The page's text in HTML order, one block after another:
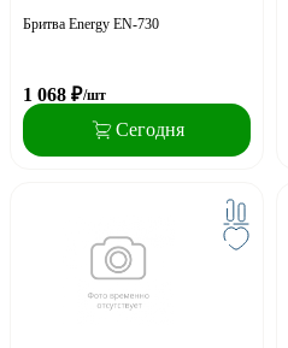
Бритва Energy EN-730
1 068 ₽/шт
Сегодня